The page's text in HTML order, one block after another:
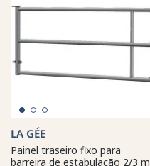
LA GÉE
Painel traseiro fixo para
barreira de estabulação 2/3 m